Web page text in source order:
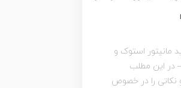
مانیتور استوک و
این مطلب
نکاتی را در خصوص